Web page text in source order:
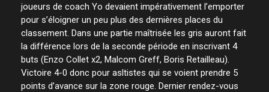
joueurs de coach Yo devaient impérativement l’emporter
pour s’éloigner un peu plus des dernières places du
classement. Dans une partie maîtrisée les gris auront fait
la différence lors de la seconde période en inscrivant 4
buts (Enzo Collet x2, Malcom Greff, Boris Retailleau).
Victoire 4-0 donc pour asltistes qui se voient prendre 5
points d’avance sur la zone rouge. Dernier rendez-vous